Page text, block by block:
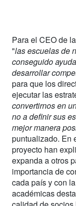
Para el CEO de
"las escuelas de
conseguido
desarrollar
para que los
ejecutar las
convertirnos en
no a definir sus
mejor manera
puntualizado. En
proyecto han
expanda a otros
importancia de
cada país y con
académicas